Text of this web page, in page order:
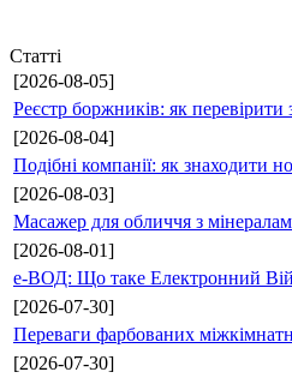
Статті
[2026-08-05]
Реєстр боржників: як перевірити
[2026-08-04]
Подібні компанії: як знаходити
[2026-08-03]
Масажер для обличчя з
[2026-08-01]
е-ВОД: Що таке Електронний
[2026-07-30]
Переваги фарбованих
[2026-07-30]